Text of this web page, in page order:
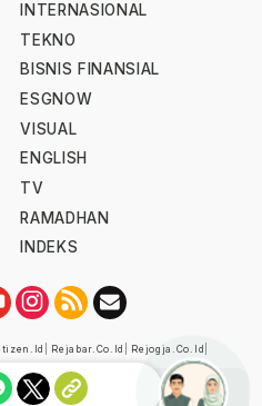
INTERNASIONAL
TEKNO
BISNIS FINANSIAL
ESGNOW
VISUAL
ENGLISH
TV
RAMADHAN
INDEKS
Rejabar.co.id Rejogja.co.id
oleh Dewan Pers